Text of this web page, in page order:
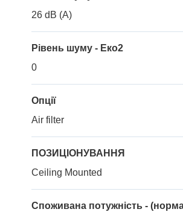
26 dB (A)
Рівень шуму - Еко2
0
Опції
Air filter
ПОЗИЦІОНУВАННЯ
Ceiling Mounted
Споживана потужність -